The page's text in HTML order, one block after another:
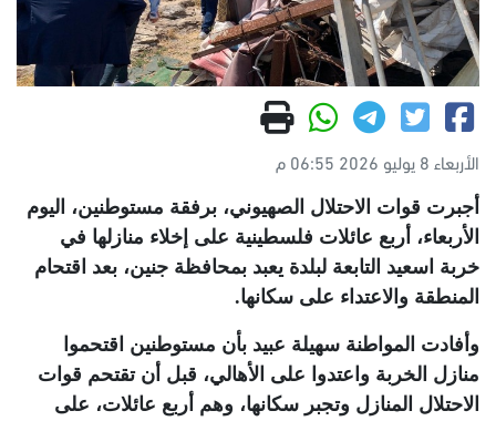
الأربعاء 8 يوليو 2026 06:55 م
أجبرت قوات الاحتلال الصهيوني، برفقة مستوطنين، اليوم
الأربعاء، أربع عائلات فلسطينية على إخلاء منازلها في
خربة اسعيد التابعة لبلدة يعبد بمحافظة جنين، بعد اقتحام
المنطقة والاعتداء على سكانها.
وأفادت المواطنة سهيلة عبيد بأن مستوطنين اقتحموا
منازل الخربة واعتدوا على الأهالي، قبل أن تقتحم قوات
الاحتلال المنازل وتجبر سكانها، وهم أربع عائلات، على